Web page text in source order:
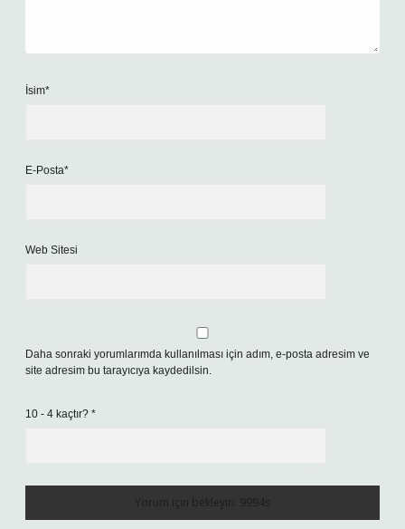
İsim*
E-Posta*
Web Sitesi
Daha sonraki yorumlarımda kullanılması için adım, e-posta adresim ve
site adresim bu tarayıcıya kaydedilsin.
10 - 4 kaçtır? *